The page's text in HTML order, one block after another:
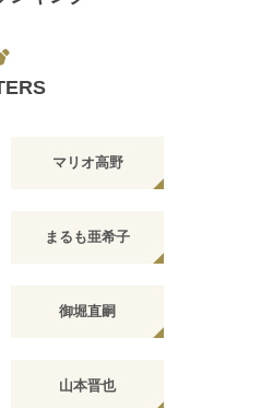
マリオ高野
まるも亜希子
御堀直嗣
山本晋也